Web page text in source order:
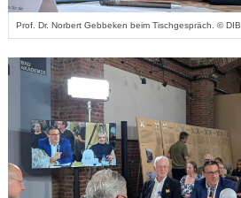
Prof. Dr. Norbert Gebbeken beim Tischgespräch. © DIB